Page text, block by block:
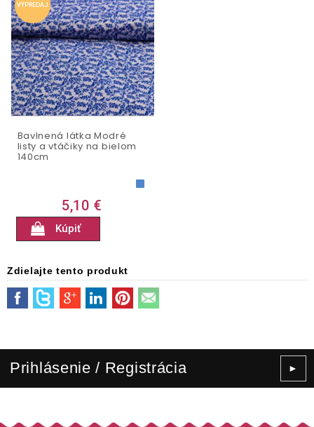
VÝPREDAJ
Bavlnená látka Modré
listy a vtáčiky na bielom
140cm
5,10 €
Kúpiť
Zdielajte tento produkt
Prihlásenie / Registrácia ►